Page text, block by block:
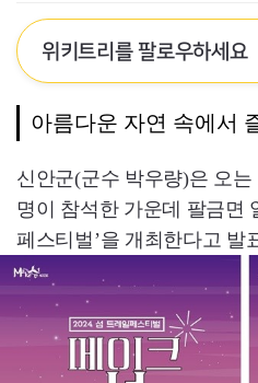
위키트리를 팔로우하세요
아름다운 자연 속에서
신안군(군수 박우량)은 오는
명이 참석한 가운데 팔금면
페스티벌’을 개최한다고 발